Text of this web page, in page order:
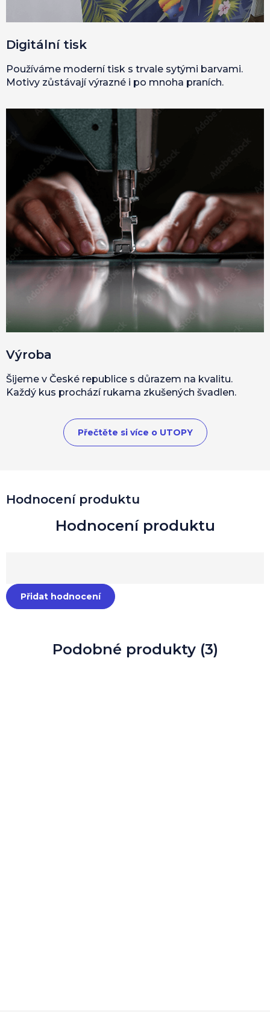
Podobné produkty (3)
Hodnocení produktu
Přidat hodnocení
Digitální tisk
Používáme moderní tisk s trvale sytými barvami.
Motivy zůstávají výrazné i po mnoha praních.
Výroba
Šijeme v České republice s důrazem na kvalitu.
Každý kus prochází rukama zkušených švadlen.
Přečtěte si více o UTOPY